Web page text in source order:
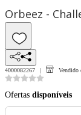
Orbeez -
4000082267 Vendido
Ofertas disponíveis